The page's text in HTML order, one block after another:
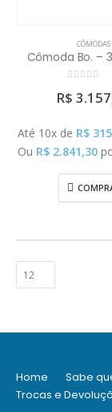
CÔMODAS
Cômoda Bo. –
R$
Até 10x de R$
Ou R$ 2.841,30
Home Sabe
Trocas e